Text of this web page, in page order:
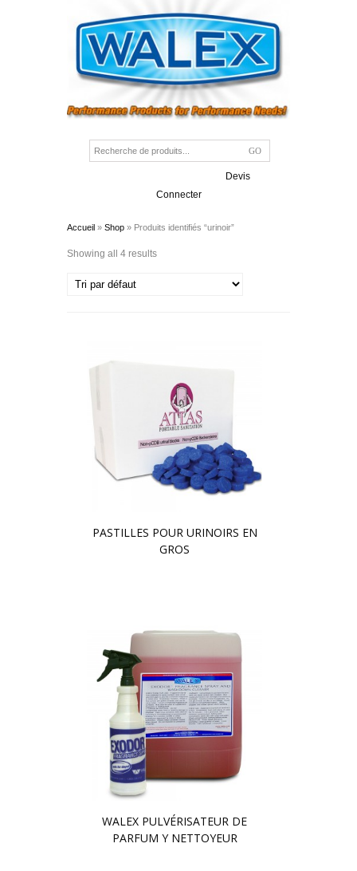
Devis
Connecter
Accueil » Shop » Produits identifiés “urinoir”
Showing all 4 results
PASTILLES POUR URINOIRS EN
GROS
WALEX PULVÉRISATEUR DE
PARFUM Y NETTOYEUR